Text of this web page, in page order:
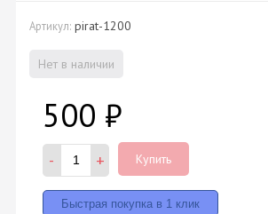
Артикул: pirat-1200
Нет в наличии
500 ₽
- + Купить